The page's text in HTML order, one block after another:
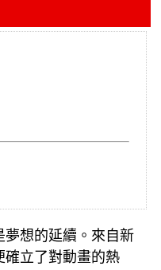
想的延續。來自新
確立了對動畫的熱